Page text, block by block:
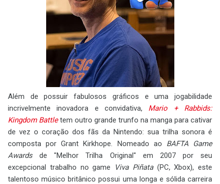
Além de possuir fabulosos gráficos e uma jogabilidade
incrivelmente inovadora e convidativa, Mario + Rabbids:
Kingdom Battletem outro grande trunfo na manga para cativar
de vez o coração dos fãs da Nintendo: sua trilha sonora é
composta por Grant Kirkhope. Nomeado ao BAFTA Game
Awardsde "Melhor Trilha Original" em 2007 por seu
excepcional trabalho no game
Viva Piñata(PC, Xbox), este
talentoso músico britânico possui uma longa e sólida carreira